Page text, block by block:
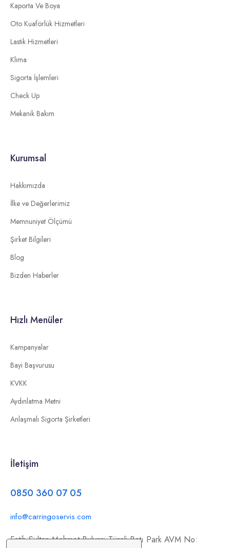
Kaporta Ve Boya
Oto Kuaförlük Hizmetleri
Lastik Hizmetleri
Klima
Sigorta İşlemleri
Check Up
Mekanik Bakım
Kurumsal
Hakkımızda
İlke ve Değerlerimiz
Memnuniyet Ölçümü
Şirket Bilgileri
Blog
Bizden Haberler
Hızlı Menüler
Kampanyalar
Bayi Başvurusu
KVKK
Aydınlatma Metni
Anlaşmalı Sigorta Şirketleri
İletişim
0850 360 07 05
info@carringoservis.com
Fatih Sultan Mehmet Bulvarı Türeli Batı Park AVM No: